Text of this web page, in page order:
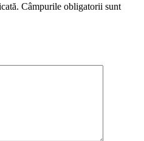
Câmpurile obligatorii sunt